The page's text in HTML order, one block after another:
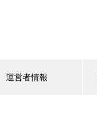
運営者情報